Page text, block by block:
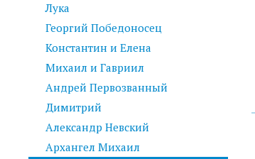
Лука
Георгий Победоносец
Константин и Елена
Михаил и Гавриил
Андрей Первозванный
Димитрий
Александр Невский
Архангел Михаил